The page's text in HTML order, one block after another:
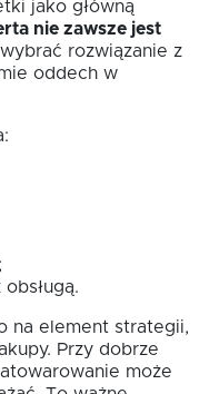
jako główną
nie zawsze jest
rozwiązanie z
oddech w
na element strategii,
Przy dobrze
może